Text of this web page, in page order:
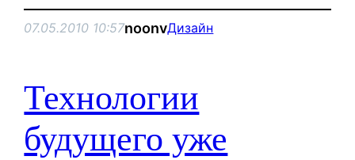
07.05.2010 10:57noonvДизайн
Технологии
будущего уже